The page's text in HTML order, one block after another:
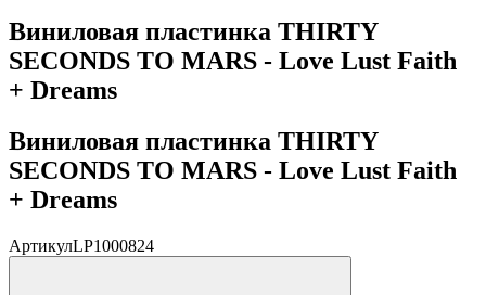
Виниловая пластинка THIRTY
SECONDS TO MARS - Love Lust Faith
+ Dreams
Виниловая пластинка THIRTY
SECONDS TO MARS - Love Lust Faith
+ Dreams
АртикулLP1000824